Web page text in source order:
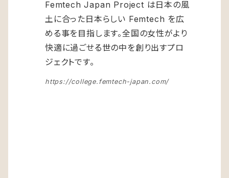
Femtech Japan Project は日本の風
土に合った日本らしい Femtech を広
める事を目指します。全国の女性がより
快適に過ごせる世の中を創り出すプロ
ジェクトです。
https://college.femtech-japan.com/